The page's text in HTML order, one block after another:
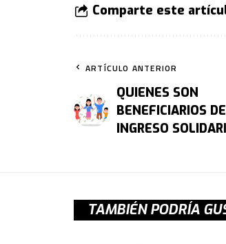
Comparte este
ARTÍCULO ANTERIOR
QUIENES SON
BENEFICIARIOS
INGRESO
TAMBIÉN PODRÍA